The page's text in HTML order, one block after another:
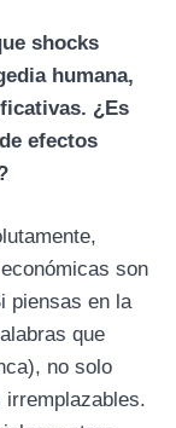
shocks
humana,
¿Es
efectos
son
piensas en la
que
no solo
irremplazables.